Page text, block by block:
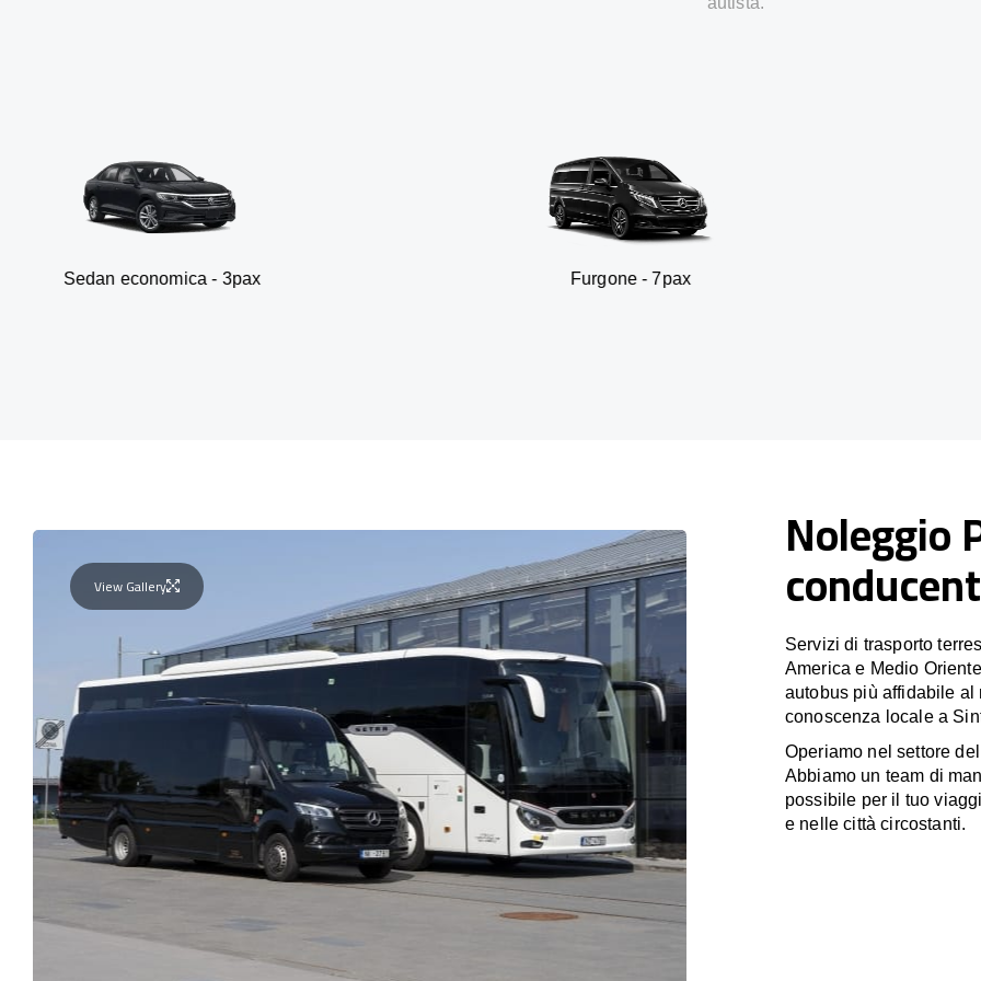
economica - 3pax Furgone - 7pax
View Gallery
Noleggio
Servizi di trasporto
America e Medio
autobus più affidabile al
conoscenza locale a
Operiamo nel settore del
Abbiamo un team di
possibile per il tuo
e nelle città circostanti.